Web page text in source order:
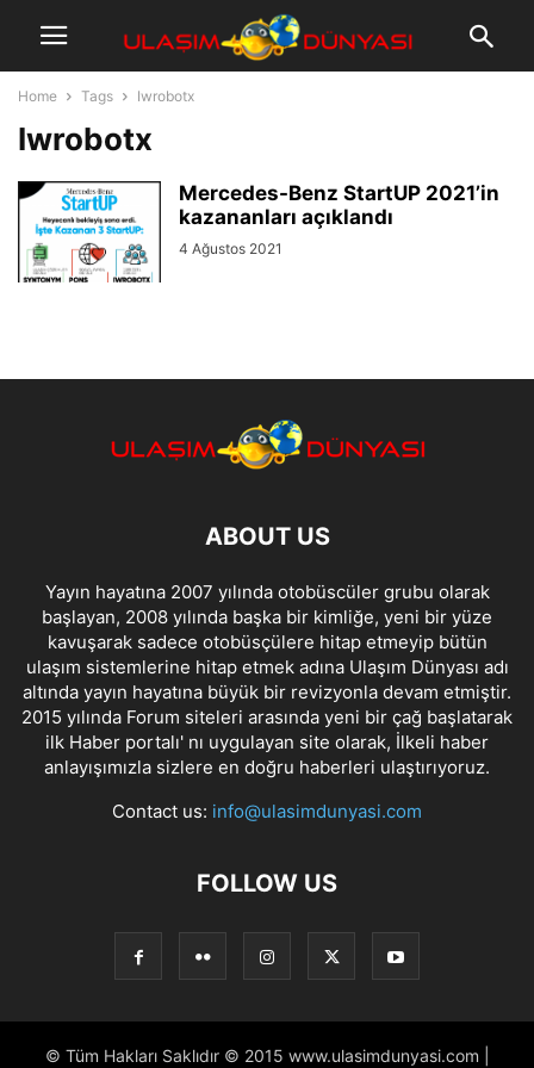
Home Tags Iwrobotx
Iwrobotx
Mercedes-Benz StartUP 2021’in
kazananları açıklandı
4 Ağustos 2021
ABOUT US
Yayın hayatına 2007 yılında otobüscüler grubu olarak
başlayan, 2008 yılında başka bir kimliğe, yeni bir yüze
kavuşarak sadece otobüsçülere hitap etmeyip bütün
ulaşım sistemlerine hitap etmek adına Ulaşım Dünyası adı
altında yayın hayatına büyük bir revizyonla devam etmiştir.
2015 yılında Forum siteleri arasında yeni bir çağ başlatarak
ilk Haber portalı' nı uygulayan site olarak, İlkeli haber
anlayışımızla sizlere en doğru haberleri ulaştırıyoruz.
Contact us: info@ulasimdunyasi.com
FOLLOW US
© Tüm Hakları Saklıdır © 2015 www.ulasimdunyasi.com |